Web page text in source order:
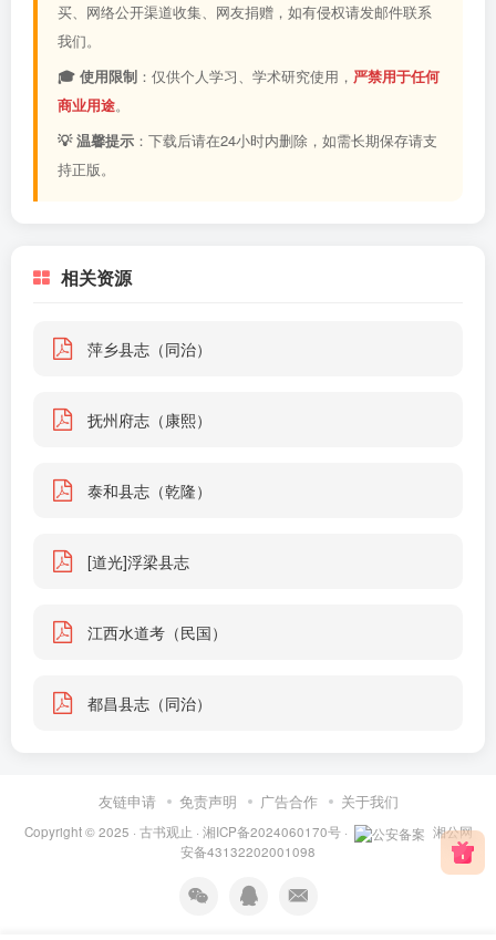
买、网络公开渠道收集、网友捐赠，如有侵权请发邮件联系
我们。
🎓 使用限制 ：仅供个人学习、学术研究使用， 严禁用于任何
商业用途。
💡 温馨提示 ：下载后请在24小时内删除，如需长期保存请支
持正版。
相关资源
萍乡县志（同治）
抚州府志（康熙）
泰和县志（乾隆）
[道光]浮梁县志
江西水道考（民国）
都昌县志（同治）
友链申请 免责声明 广告合作 关于我们
Copyright © 2025 · 古书观止 · 湘ICP备2024060170号·
湘公网
安备43132202001098